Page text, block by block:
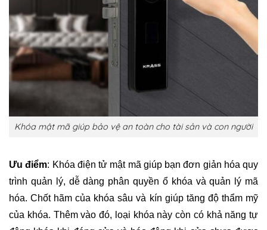
Khóa mật mã giúp bảo vệ an toàn cho tài sản và con người
Ưu điểm: Khóa điện tử mật mã giúp bạn đơn giản hóa quy
trình quản lý, dễ dàng phân quyền ổ khóa và quản lý mã
hóa. Chốt hãm của khóa sâu và kín giúp tăng độ thẩm mỹ
của khóa. Thêm vào đó, loại khóa này còn có khả năng tự